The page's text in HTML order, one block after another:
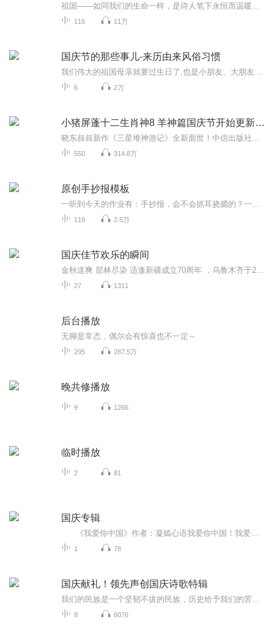
116 11万
国庆节的那些事儿-来历由来风俗习惯
6 2万
小猪屏蓬十二生肖神8 羊神篇国庆节开始更新啦！
550 314.8万
原创手抄报模板
119 2.5万
国庆佳节欢乐的瞬间
27 1311
后台播放
无聊是常态，偶尔会有惊喜也不一定～
295 287.5万
晚共修播放
9 1266
临时播放
2 81
国庆专辑
1 78
国庆献礼！领先声创国庆诗歌特辑
8 6076